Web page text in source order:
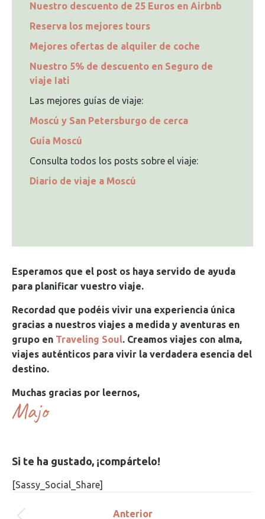
Nuestro descuento de 25 Euros en Airbnb
Reserva los mejores tours
Mejores ofertas de alquiler de coche
Nuestro 5% de descuento en Seguro de
viaje Iati
Las mejores guías de viaje:
Moscú y San Petersburgo de cerca
Guía Moscú
Consulta todos los posts sobre el viaje:
Diario de viaje a Moscú
Esperamos que el post os haya servido de ayuda
para planificar vuestro viaje.
Recordad que podéis vivir una experiencia única
gracias a nuestros viajes a medida y aventuras en
grupo en Traveling Soul. Creamos viajes con alma,
viajes auténticos para vivir la verdadera esencia del
destino.
Muchas gracias por leernos,
Majo
Si te ha gustado, ¡compártelo!
[Sassy_Social_Share]
Navegación
Anterior